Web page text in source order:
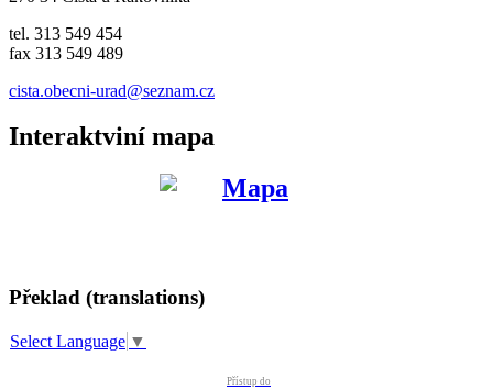
tel. 313 549 454
fax 313 549 489
cista.obecni-urad@seznam.cz
Interaktviní mapa
Překlad (translations)
Select Language ▼
Přístup do